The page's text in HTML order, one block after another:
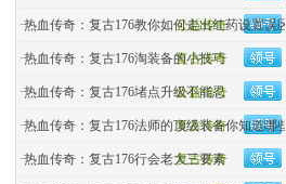
公益传奇
·热血传奇：复古176教你如何走出红药设置误区
复古传奇
·热血传奇：复古176淘装备的小技巧
公益传奇
·热血传奇：复古176堵点升级不能忍
复古传奇
·热血传奇：复古176法师的顶级装备你知道哪些
复古传奇
·热血传奇：复古176行会老大三要素